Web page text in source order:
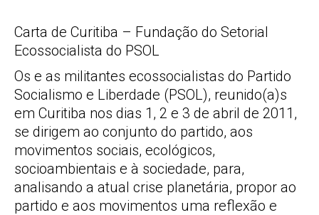
Carta de Curitiba – Fundação do Setorial
Ecossocialista do PSOL
Os e as militantes ecossocialistas do Partido
Socialismo e Liberdade (PSOL), reunido(a)s
em Curitiba nos dias 1, 2 e 3 de abril de 2011,
se dirigem ao conjunto do partido, aos
movimentos sociais, ecológicos,
socioambientais e à sociedade, para,
analisando a atual crise planetária, propor ao
partido e aos movimentos uma reflexão e